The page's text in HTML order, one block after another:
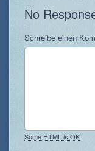
No
Schreibe einen
Some HTML is OK